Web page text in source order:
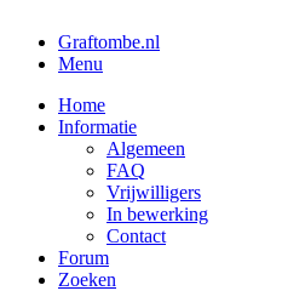
Graftombe.nl
Menu
Home
Informatie
Algemeen
FAQ
Vrijwilligers
In bewerking
Contact
Forum
Zoeken